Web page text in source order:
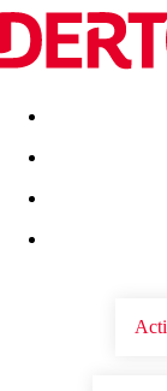
Destinatii